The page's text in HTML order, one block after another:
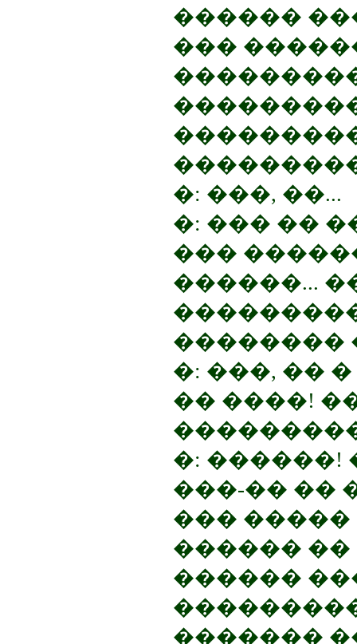
������
���
�: ���, ��...
�: ��� ��
���
������...
��������
�: ���, ��
�� ����!
�: ������!
���-�� ��
���
������ ��
������
�������